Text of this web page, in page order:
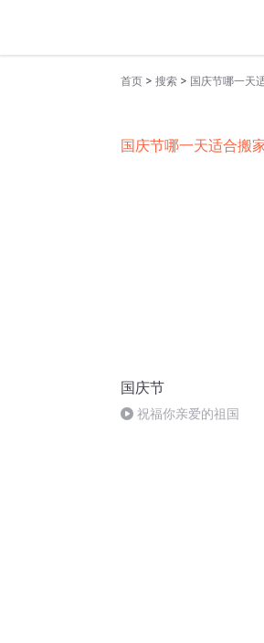
首页 > 搜索 > 国庆节哪一天
国庆节哪一天适合搬
国庆节
祝福你亲爱的祖国